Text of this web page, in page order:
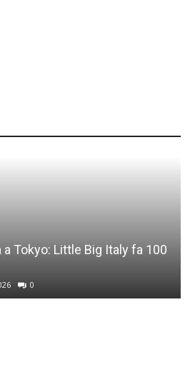
Tokyo: Little Big Italy fa 100
0